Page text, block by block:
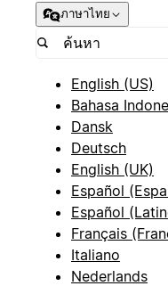
ภาษาไทย
English (US)
Bahasa
Dansk
Deutsch
English (UK)
Español
Español
Français
Italiano
Nederlands